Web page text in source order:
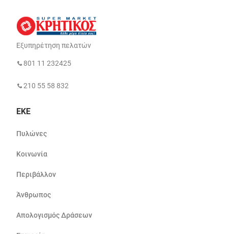
Εξυπηρέτηση πελατών
801 11 232425
210 55 58 832
ΕΚΕ
Πυλώνες
Κοινωνία
Περιβάλλον
Άνθρωπος
Απολογισμός Δράσεων